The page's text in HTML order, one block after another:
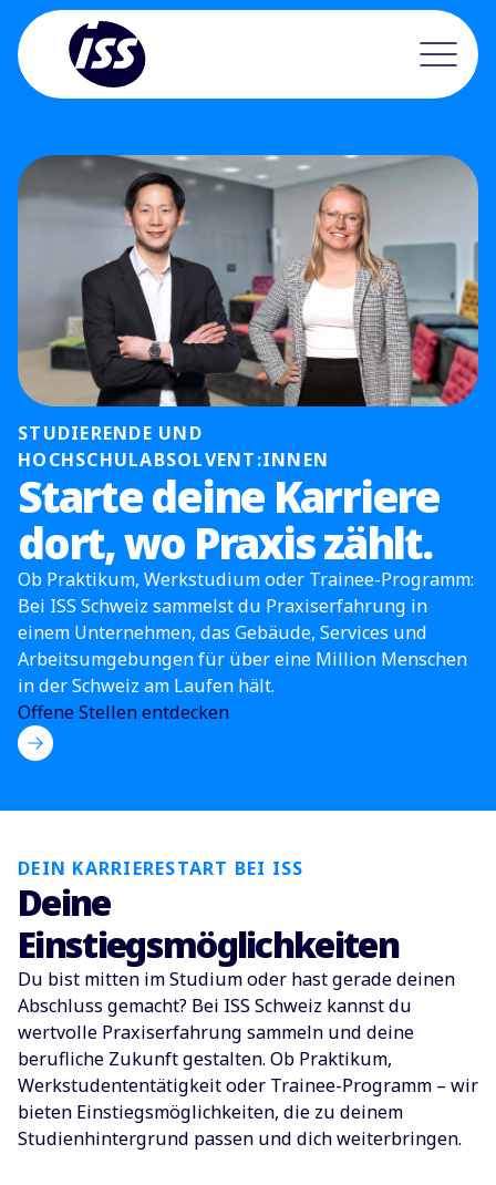
STUDIERENDE UND
HOCHSCHULABSOLVENT:INNEN
Starte deine Karriere
dort, wo Praxis zählt.
Ob Praktikum, Werkstudium oder Trainee-Programm:
Bei ISS Schweiz sammelst du Praxiserfahrung in
einem Unternehmen, das Gebäude, Services und
Arbeitsumgebungen für über eine Million Menschen
in der Schweiz am Laufen hält.
Offene Stellen entdecken
DEIN KARRIERESTART BEI ISS
Deine
Einstiegsmöglichkeiten
Du bist mitten im Studium oder hast gerade deinen
Abschluss gemacht? Bei ISS Schweiz kannst du
wertvolle Praxiserfahrung sammeln und deine
berufliche Zukunft gestalten. Ob Praktikum,
Werkstudententätigkeit oder Trainee-Programm – wir
bieten Einstiegsmöglichkeiten, die zu deinem
Studienhintergrund passen und dich weiterbringen.